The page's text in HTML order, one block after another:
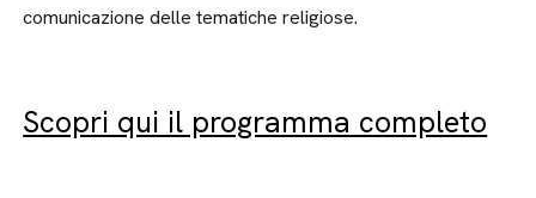
comunicazione delle tematiche religiose.
Scopri qui il programma completo